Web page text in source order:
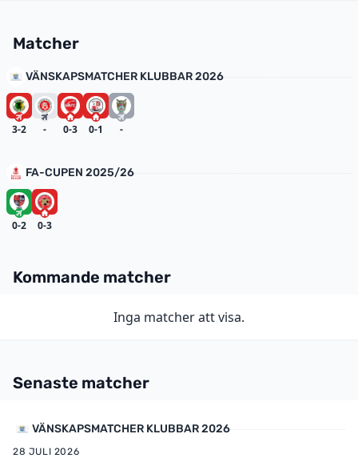
Matcher
VÄNSKAPSMATCHER KLUBBAR 2026
3-2 - 0-3 0-1 -
FA-CUPEN 2025/26
0-2 0-3
Kommande matcher
Inga matcher att visa.
Senaste matcher
VÄNSKAPSMATCHER KLUBBAR 2026
28 JULI 2026